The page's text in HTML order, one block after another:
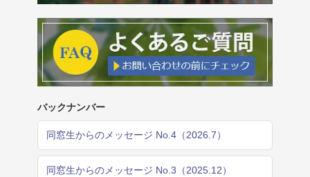
バックナンバー
同窓生からのメッセージ No.4（2026.7）
同窓生からのメッセージ No.3（2025.12）